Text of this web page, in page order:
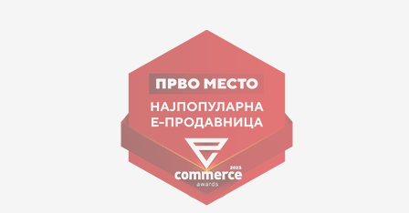
Goce Nikolovski 74 Shkup
contact@mytime.mk
Orari i punës:
09:00 - 17:00